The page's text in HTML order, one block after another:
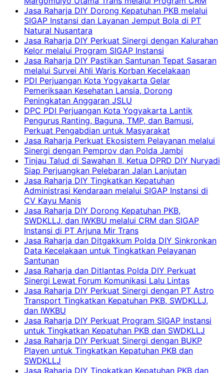
Jasa Raharja DIY Dorong Kepatuhan PKB melalui
SIGAP Instansi dan Layanan Jemput Bola di PT
Natural Nusantara
Jasa Raharja DIY Perkuat Sinergi dengan Kalurahan
Kelor melalui Program SIGAP Instansi
Jasa Raharja DIY Pastikan Santunan Tepat Sasaran
melalui Survei Ahli Waris Korban Kecelakaan
PDI Perjuangan Kota Yogyakarta Gelar
Pemeriksaan Kesehatan Lansia, Dorong
Peningkatan Anggaran JSLU
DPC PDI Perjuangan Kota Yogyakarta Lantik
Pengurus Ranting, Baguna, TMP, dan Bamusi,
Perkuat Pengabdian untuk Masyarakat
Jasa Raharja Perkuat Ekosistem Pelayanan melalui
Sinergi dengan Pemprov dan Polda Jambi
Tinjau Talud di Sawahan II, Ketua DPRD DIY Nuryadi
Siap Perjuangkan Pelebaran Jalan Lanjutan
Jasa Raharja DIY Tingkatkan Kepatuhan
Administrasi Kendaraan melalui SIGAP Instansi di
CV Kayu Manis
Jasa Raharja DIY Dorong Kepatuhan PKB,
SWDKLLJ, dan IWKBU melalui CRM dan SIGAP
Instansi di PT Arjuna Mir Trans
Jasa Raharja dan Ditgakkum Polda DIY Sinkronkan
Data Kecelakaan untuk Tingkatkan Pelayanan
Santunan
Jasa Raharja dan Ditlantas Polda DIY Perkuat
Sinergi Lewat Forum Komunikasi Lalu Lintas
Jasa Raharja DIY Perkuat Sinergi dengan PT Astro
Transport Tingkatkan Kepatuhan PKB, SWDKLLJ,
dan IWKBU
Jasa Raharja DIY Perkuat Program SIGAP Instansi
untuk Tingkatkan Kepatuhan PKB dan SWDKLLJ
Jasa Raharja DIY Perkuat Sinergi dengan BUKP
Playen untuk Tingkatkan Kepatuhan PKB dan
SWDKLLJ
Jasa Raharja DIY Tingkatkan Kepatuhan PKB dan